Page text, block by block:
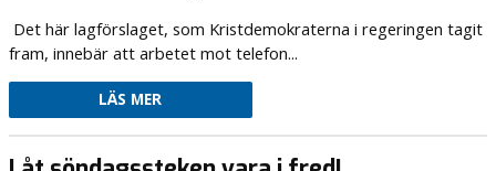
Det här lagförslaget, som Kristdemokraterna i regeringen tagit
fram, innebär att arbetet mot telefon...
LÄS MER